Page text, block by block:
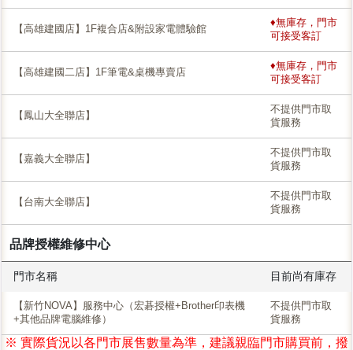
【高雄建國店】1F複合店&附設家電體驗館
♦無庫存，門市
可接受客訂
【高雄建國二店】1F筆電&桌機專賣店
♦無庫存，門市
可接受客訂
【鳳山大全聯店】
不提供門市取
貨服務
【嘉義大全聯店】
不提供門市取
貨服務
【台南大全聯店】
不提供門市取
貨服務
品牌授權維修中心
門市名稱 目前尚有庫存
【新竹NOVA】服務中心（宏碁授權+Brother印表機
+其他品牌電腦維修）
不提供門市取
貨服務
※ 實際貨況以各門市展售數量為準，建議親臨門市購買前，撥